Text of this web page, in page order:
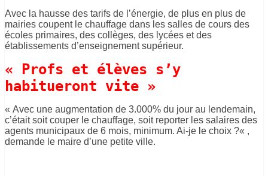
Avec la hausse des tarifs de l’énergie, de plus en plus de
mairies coupent le chauffage dans les salles de cours des
écoles primaires, des collèges, des lycées et des
établissements d’enseignement supérieur.
« Profs et élèves s’y
habitueront vite »
« Avec une augmentation de 3.000% du jour au lendemain,
c’était soit couper le chauffage, soit reporter les salaires des
agents municipaux de 6 mois, minimum. Ai-je le choix ?« ,
demande le maire d’une petite ville.